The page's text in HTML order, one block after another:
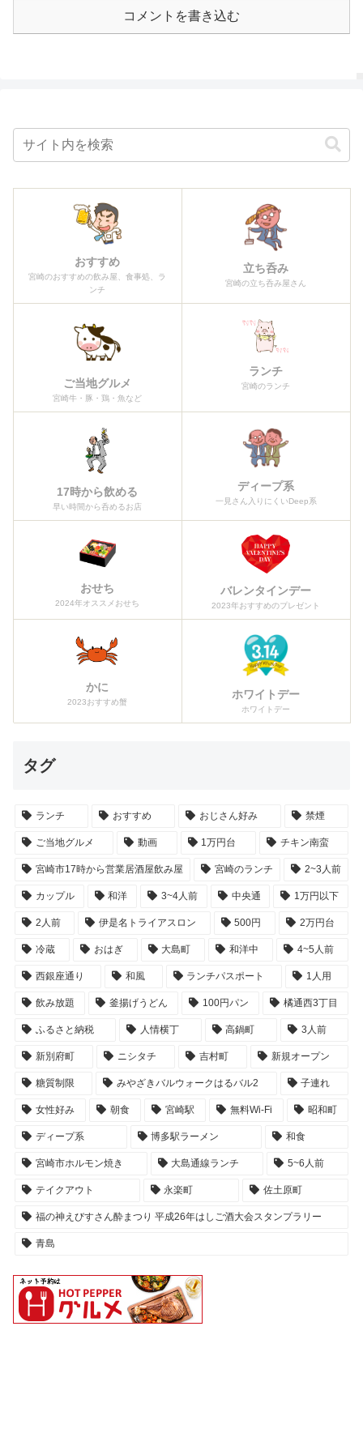
コメントを書き込む
おすすめ
宮崎のおすすめの飲み屋、食事処、ラ
ンチ
立ち呑み
宮崎の立ち呑み屋さん
ご当地グルメ
宮崎牛・豚・鶏・魚など
ランチ
宮崎のランチ
17時から飲める
早い時間から呑めるお店
ディープ系
一見さん入りにくいDeep系
おせち
2024年オススメおせち
バレンタインデー
2023年おすすめのプレゼント
かに
2023おすすめ蟹
ホワイトデー
ホワイトデー
タグ
ランチ おすすめ おじさん好み 禁煙
ご当地グルメ 動画 1万円台 チキン南蛮
宮崎市17時から営業居酒屋飲み屋 宮崎のランチ 2~3人前
カップル 和洋 3~4人前 中央通 1万円以下
2人前 伊是名トライアスロン 500円 2万円台
冷蔵 おはぎ 大島町 和洋中 4~5人前
西銀座通り 和風 ランチパスポート 1人用
飲み放題 釜揚げうどん 100円パン 橘通西3丁目
ふるさと納税 人情横丁 高鍋町 3人前
新別府町 ニシタチ 吉村町 新規オープン
糖質制限 みやざきバルウォークはるバル2 子連れ
女性好み 朝食 宮崎駅 無料Wi-Fi 昭和町
ディープ系 博多駅ラーメン 和食
宮崎市ホルモン焼き 大島通線ランチ 5~6人前
テイクアウト 永楽町 佐土原町
福の神えびすさん酔まつり 平成26年はしご酒大会スタンプラリー
青島